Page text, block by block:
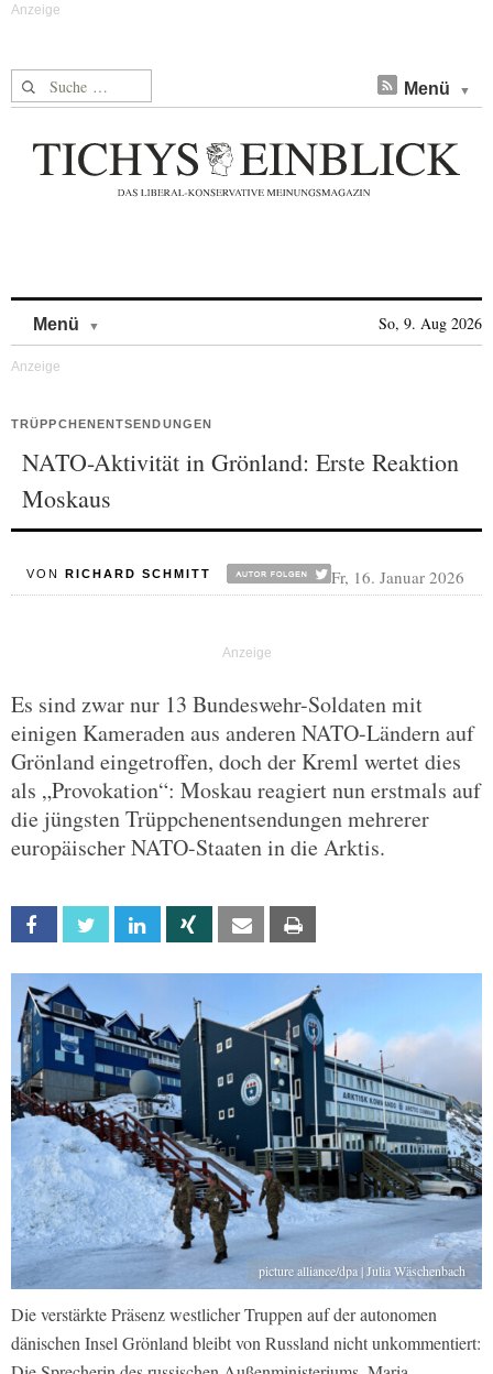
Suche nach: Menü
Menü So, 9. Aug 2026
TRÜPPCHENENTSENDUNGEN
NATO-Aktivität in Grönland: Erste Reaktion
Moskaus
VON RICHARD SCHMITT Fr, 16. Januar 2026
Es sind zwar nur 13 Bundeswehr-Soldaten mit
einigen Kameraden aus anderen NATO-Ländern auf
Grönland eingetroffen, doch der Kreml wertet dies
als „Provokation“: Moskau reagiert nun erstmals auf
die jüngsten Trüppchenentsendungen mehrerer
europäischer NATO-Staaten in die Arktis.
Facebook Twitter Linkedin Xing Email
picture alliance/dpa | Julia Wäschenbach
Die verstärkte Präsenz westlicher Truppen auf der autonomen
dänischen Insel Grönland bleibt von Russland nicht unkommentiert: